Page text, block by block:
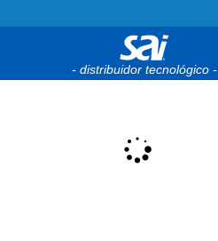
- distribuidor tecnológico -